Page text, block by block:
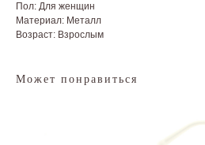
Пол: Для женщин
Материал: Металл
Возраст: Взрослым
Может понравиться